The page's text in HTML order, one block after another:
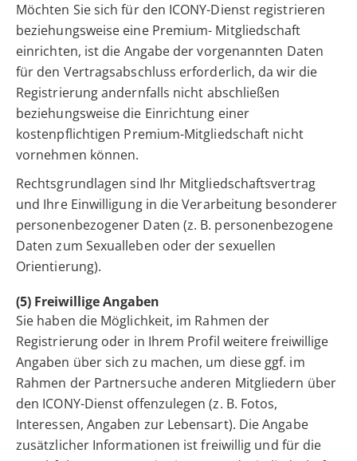
Möchten Sie sich für den ICONY-Dienst registrieren
beziehungsweise eine Premium- Mitgliedschaft
einrichten, ist die Angabe der vorgenannten Daten
für den Vertragsabschluss erforderlich, da wir die
Registrierung andernfalls nicht abschließen
beziehungsweise die Einrichtung einer
kostenpflichtigen Premium-Mitgliedschaft nicht
vornehmen können.
Rechtsgrundlagen sind Ihr Mitgliedschaftsvertrag
und Ihre Einwilligung in die Verarbeitung besonderer
personenbezogener Daten (z. B. personenbezogene
Daten zum Sexualleben oder der sexuellen
Orientierung).
(5) Freiwillige Angaben
Sie haben die Möglichkeit, im Rahmen der
Registrierung oder in Ihrem Profil weitere freiwillige
Angaben über sich zu machen, um diese ggf. im
Rahmen der Partnersuche anderen Mitgliedern über
den ICONY-Dienst offenzulegen (z. B. Fotos,
Interessen, Angaben zur Lebensart). Die Angabe
zusätzlicher Informationen ist freiwillig und für die